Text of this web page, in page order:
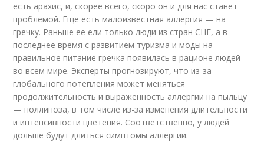
есть арахис, и, скорее всего, скоро он и для нас станет
проблемой. Еще есть малоизвестная аллергия — на
гречку. Раньше ее ели только люди из стран СНГ, а в
последнее время с развитием туризма и моды на
правильное питание гречка появилась в рационе людей
во всем мире. Эксперты прогнозируют, что из-за
глобального потепления может меняться
продолжительность и выраженность аллергии на пыльцу
— поллиноза, в том числе из-за изменения длительности
и интенсивности цветения. Соответственно, у людей
дольше будут длиться симптомы аллергии.